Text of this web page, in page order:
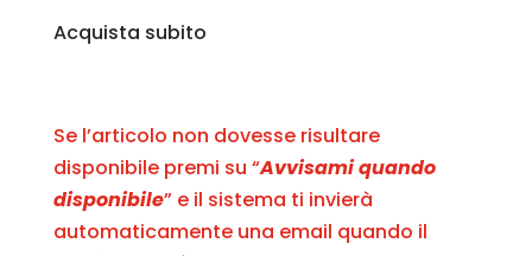
Acquista subito
Se l’articolo non dovesse risultare
disponibile premi su “Avvisami quando
disponibile” e il sistema ti invierà
automaticamente una email quando il